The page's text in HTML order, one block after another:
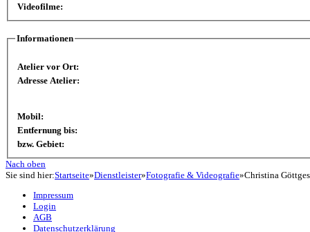
Videofilme:
Informationen
Atelier vor Ort:
Adresse Atelier:
Mobil:
Entfernung bis:
bzw. Gebiet:
Nach oben
Sie sind hier:Startseite»Dienstleister»Fotografie & Videografie»Christina
Impressum
Login
AGB
Datenschutzerklärung